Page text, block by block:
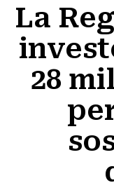
La
28